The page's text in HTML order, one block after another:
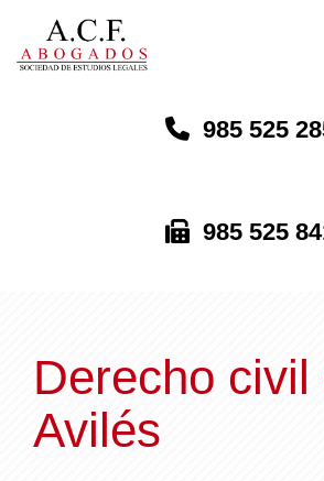
985 525
985 525
Derecho civil
Avilés